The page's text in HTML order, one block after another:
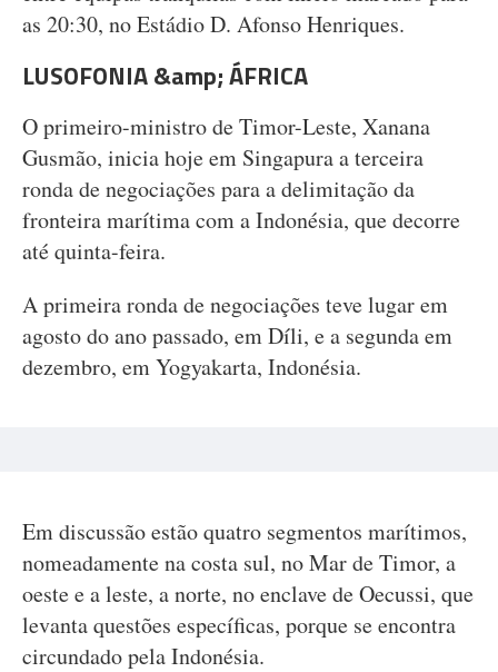
as 20:30, no Estádio D. Afonso Henriques.
LUSOFONIA &amp; ÁFRICA
O primeiro-ministro de Timor-Leste, Xanana
Gusmão, inicia hoje em Singapura a terceira
ronda de negociações para a delimitação da
fronteira marítima com a Indonésia, que decorre
até quinta-feira.
A primeira ronda de negociações teve lugar em
agosto do ano passado, em Díli, e a segunda em
dezembro, em Yogyakarta, Indonésia.
Em discussão estão quatro segmentos marítimos,
nomeadamente na costa sul, no Mar de Timor, a
oeste e a leste, a norte, no enclave de Oecussi, que
levanta questões específicas, porque se encontra
circundado pela Indonésia.